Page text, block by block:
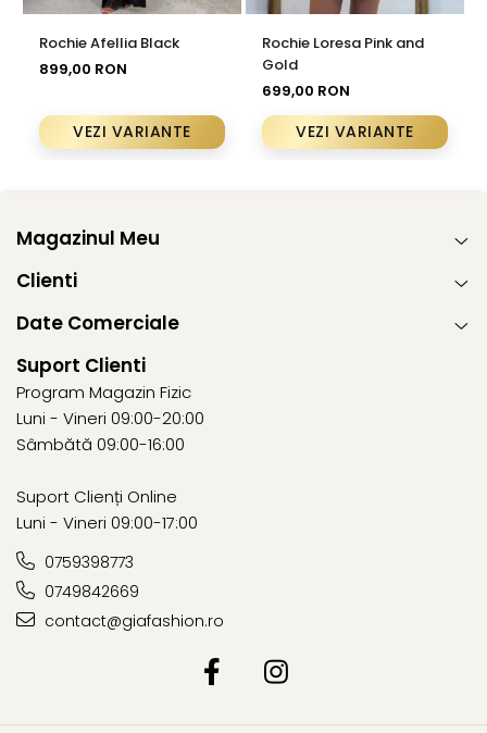
Rochie Afellia Black
899,00 RON
VEZI VARIANTE
Rochie Loresa Pink and
Gold
699,00 RON
VEZI VARIANTE
Magazinul Meu
Clienti
Date Comerciale
Suport Clienti
Program Magazin Fizic
Luni - Vineri 09:00-20:00
Sâmbătă 09:00-16:00
Suport Clienți Online
Luni - Vineri 09:00-17:00
0759398773
0749842669
contact@giafashion.ro